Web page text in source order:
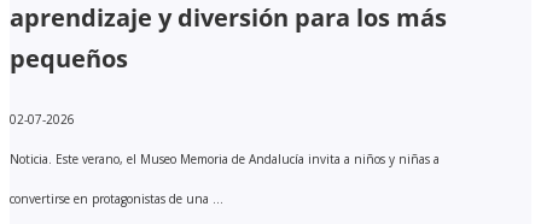
aprendizaje y diversión para los más
pequeños
02-07-2026
Noticia. Este verano, el Museo Memoria de Andalucía invita a niños y niñas a
convertirse en protagonistas de una ...